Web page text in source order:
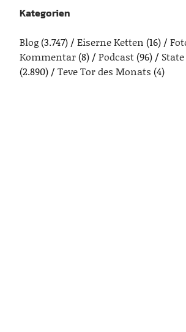
Kategorien
Blog(3.747) Eiserne Ketten (16)
Kommentar(8) Podcast(96)
(2.890)
Teve Tor des Monats (4)